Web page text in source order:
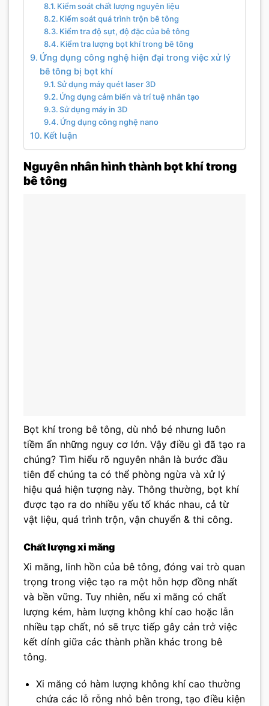
Kiểm soát chất lượng nguyên liệu
Kiểm soát quá trình trộn bê tông
Kiểm tra độ sụt, độ đặc của bê tông
Kiểm tra lượng bọt khí trong bê tông
Ứng dụng công nghệ hiện đại trong việc xử lý
bê tông bị bọt khí
Sử dụng máy quét laser 3D
Ứng dụng cảm biến và trí tuệ nhân tạo
Sử dụng máy in 3D
Ứng dụng công nghệ nano
Kết luận
Nguyên nhân hình thành bọt khí trong
bê tông
Bọt khí trong bê tông, dù nhỏ bé nhưng luôn
tiềm ẩn những nguy cơ lớn. Vậy điều gì đã tạo ra
chúng? Tìm hiểu rõ nguyên nhân là bước đầu
tiên để chúng ta có thể phòng ngừa và xử lý
hiệu quả hiện tượng này. Thông thường, bọt khí
được tạo ra do nhiều yếu tố khác nhau, cả từ
vật liệu, quá trình trộn, vận chuyển & thi công.
Chất lượng xi măng
Xi măng, linh hồn của bê tông, đóng vai trò quan
trọng trong việc tạo ra một hỗn hợp đồng nhất
và bền vững. Tuy nhiên, nếu xi măng có chất
lượng kém, hàm lượng không khí cao hoặc lẫn
nhiều tạp chất, nó sẽ trực tiếp gây cản trở việc
kết dính giữa các thành phần khác trong bê
tông.
Xi măng có hàm lượng không khí cao thường
chứa các lỗ rỗng nhỏ bên trong, tạo điều kiện